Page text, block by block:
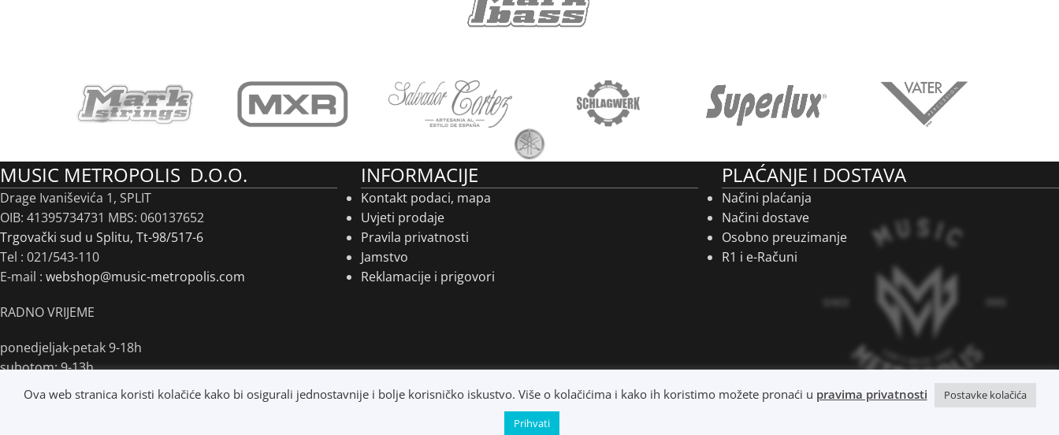
MUSIC METROPOLIS D.O.O.
Drage Ivaniševića 1, SPLIT
OIB: 41395734731 MBS: 060137652
Trgovački sud u Splitu, Tt-98/517-6
Tel : 021/543-110
E-mail : webshop@music-metropolis.com
RADNO VRIJEME
ponedjeljak-petak 9-18h
subotom: 9-13h
nedjeljom i praznikom ne radimo
INFORMACIJE
Kontakt podaci, mapa
Uvjeti prodaje
Pravila privatnosti
Jamstvo
Reklamacije i prigovori
PLAĆANJE I DOSTAVA
Načini plaćanja
Načini dostave
Osobno preuzimanje
R1 i e-Računi
Ova web stranica koristi kolačiće kako bi osigurali jednostavnije i bolje korisničko iskustvo. Više o kolačićima i kako ih koristimo možete pronaći u pravima privatnosti
Postavke kolačića
Prihvati